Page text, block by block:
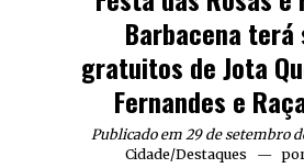
Barbacena terá
gratuitos de Jota
Fernandes e
Publicado em 29 de setembro
Cidade/Destaques